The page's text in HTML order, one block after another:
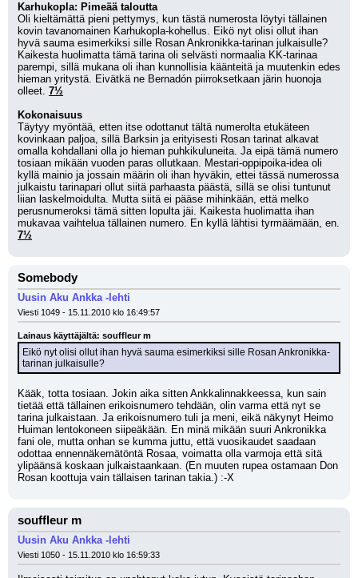
Karhukopla: Pimeää taloutta
Oli kieltämättä pieni pettymys, kun tästä numerosta löytyi tällainen
kovin tavanomainen Karhukopla-kohellus. Eikö nyt olisi ollut ihan
hyvä sauma esimerkiksi sille Rosan Ankronikka-tarinan julkaisulle?
Kaikesta huolimatta tämä tarina oli selvästi normaalia KK-tarinaa
parempi, sillä mukana oli ihan kunnollisia käänteitä ja muutenkin edes
hieman yritystä. Eivätkä ne Bernadón piirroksetkaan järin huonoja
olleet. 7½
Kokonaisuus
Täytyy myöntää, etten itse odottanut tältä numerolta etukäteen
kovinkaan paljoa, sillä Barksin ja erityisesti Rosan tarinat alkavat
omalla kohdallani olla jo hieman puhkikuluneita. Ja eipä tämä numero
tosiaan mikään vuoden paras ollutkaan. Mestari-oppipoika-idea oli
kyllä mainio ja jossain määrin oli ihan hyväkin, ettei tässä numerossa
julkaistu tarinapari ollut siitä parhaasta päästä, sillä se olisi tuntunut
liian laskelmoidulta. Mutta siitä ei pääse mihinkään, että melko
perusnumeroksi tämä sitten lopulta jäi. Kaikesta huolimatta ihan
7½
Somebody
Uusin Aku Ankka -lehti
Viesti 1049 - 15.11.2010 klo 16:49:57
Lainaus käyttäjältä: souffleur m
Eikö nyt olisi ollut ihan hyvä sauma esimerkiksi sille Rosan Ankronikka-
tarinan julkaisulle?
Kääk, totta tosiaan. Jokin aika sitten Ankkalinnakkeessa, kun sain
tietää että tällainen erikoisnumero tehdään, olin varma että nyt se
tarina julkaistaan. Ja erikoisnumero tuli ja meni, eikä näkynyt Heimo
Huiman lentokoneen siipeäkään. En minä mikään suuri Ankronikka
fani ole, mutta onhan se kumma juttu, että vuosikaudet saadaan
odottaa ennennäkemätöntä Rosaa, voimatta olla varmoja että sitä
ylipäänsä koskaan julkaistaankaan. (En muuten rupea ostamaan Don
Rosan koottuja vain tällaisen tarinan takia.) :-X
souffleur m
Uusin Aku Ankka -lehti
Viesti 1050 - 15.11.2010 klo 16:59:33